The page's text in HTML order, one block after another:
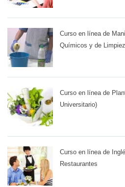
Curso en línea de
Químicos y de
Curso en línea de
Universitario)
Curso en línea de
Restaurantes